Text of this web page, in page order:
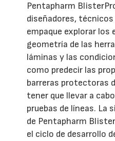
Pentapharm
diseñadores,
empaque explorar los
geometría de las
láminas y las
como predecir las
barreras protectoras
tener que llevar a
pruebas de líneas. La
de Pentapharm
el ciclo de desarrollo